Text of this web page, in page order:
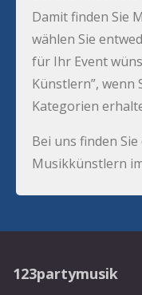
Damit finden Sie
wählen Sie
für Ihr Event
Künstlern”, wenn
Kategorien
Bei uns finden
Musikkünstlern
123partymusik